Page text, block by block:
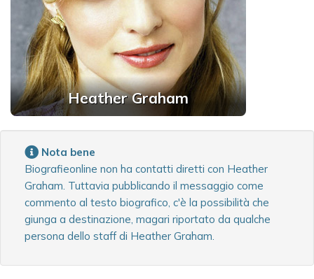
Heather Graham
Nota bene
Biografieonline non ha contatti diretti con Heather
Graham. Tuttavia pubblicando il messaggio come
commento al testo biografico, c'è la possibilità che
giunga a destinazione, magari riportato da qualche
persona dello staff di Heather Graham.